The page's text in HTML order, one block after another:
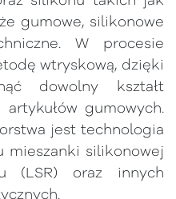
gumowe, silikonowe
W procesie
wtryskową, dzięki
dowolny kształt
gumowych.
jest technologia
mieszanki silikonowej
(LSR) oraz innych